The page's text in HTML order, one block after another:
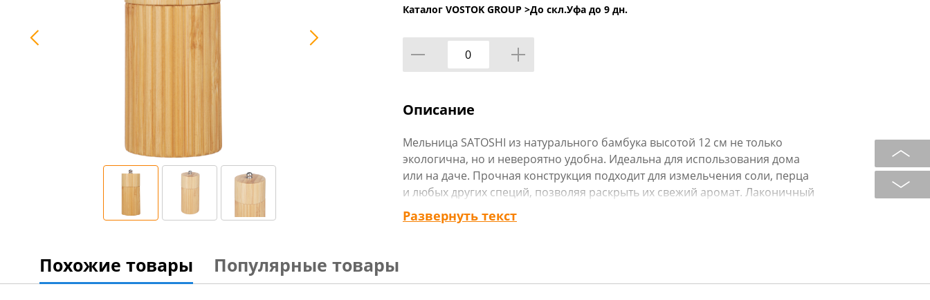
Каталог VOSTOK GROUP >До скл.Уфа до 9 дн.
Описание
Мельница SATOSHI из натурального бамбука высотой 12 см не только
экологична, но и невероятно удобна. Идеальна для использования дома
или на даче. Прочная конструкция подходит для измельчения соли, перца
и любых других специй, позволяя раскрыть их свежий аромат. Лаконичный
и естественный дизайн гармонично дополнит кухонный интерьер, а
природная текстура бамбука придаст уютный акцент. Мельница оснащена
Развернуть текст
Похожие товары Популярные товары